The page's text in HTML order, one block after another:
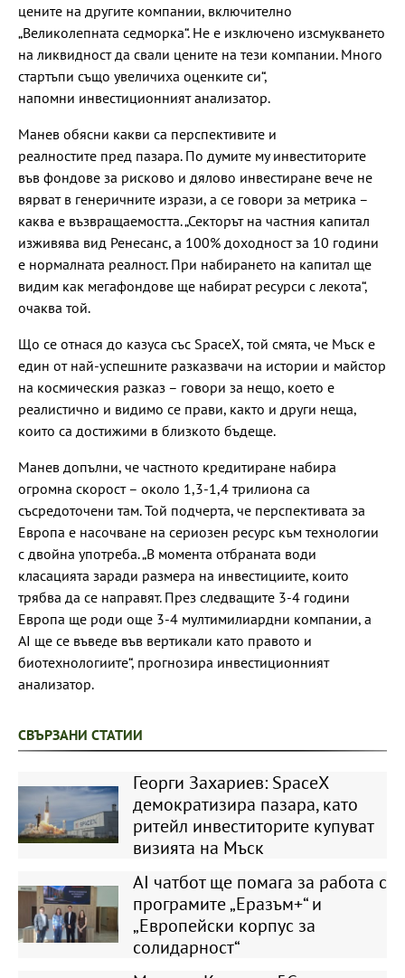
цените на другите компании, включително
„Великолепната седморка“. Не е изключено изсмукването
на ликвидност да свали цените на тези компании. Много
стартъпи също увеличиха оценките си“,
напомни инвестиционният анализатор.
Манев обясни какви са перспективите и
реалностите пред пазара. По думите му инвеститорите
във фондове за рисково и дялово инвестиране вече не
вярват в генеричните изрази, а се говори за метрика –
каква е възвращаемостта. „Секторът на частния капитал
изживява вид Ренесанс, а 100% доходност за 10 години
е нормалната реалност. При набирането на капитал ще
видим как мегафондове ще набират ресурси с лекота“,
очаква той.
Що се отнася до казуса със SpaceX, той смята, че Мъск е
един от най-успешните разказвачи на истории и майстор
на космическия разказ – говори за нещо, което е
реалистично и видимо се прави, както и други неща,
които са достижими в близкото бъдеще.
Манев допълни, че частното кредитиране набира
огромна скорост – около 1,3-1,4 трилиона са
съсредоточени там. Той подчерта, че перспективата за
Европа е насочване на сериозен ресурс към технологии
с двойна употреба. „В момента отбраната води
класацията заради размера на инвестициите, които
трябва да се направят. През следващите 3-4 години
Европа ще роди още 3-4 мултимилиардни компании, а
AI ще се въведе във вертикали като правото и
биотехнологиите“, прогнозира инвестиционният
анализатор.
СВЪРЗАНИ СТАТИИ
Георги Захариев: SpaceX
демократизира пазара, като
ритейл инвеститорите купуват
визията на Мъск
АI чатбот ще помага за работа с
програмите „Еразъм+“ и
„Европейски корпус за
солидарност“